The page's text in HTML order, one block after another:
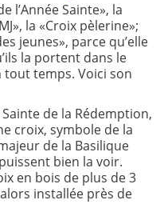
l’Année Sainte», la
la «Croix pèlerine»;
jeunes», parce qu’elle
la portent dans le
temps. Voici son
Sainte de la Rédemption,
croix, symbole de la
de la Basilique
bien la voir.
en bois de plus de 3
installée près de